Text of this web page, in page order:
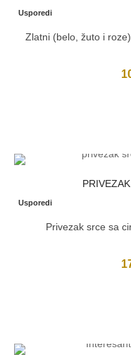
Usporedi
Zlatni (belo, žuto i
Usporedi
Privezak srce sa